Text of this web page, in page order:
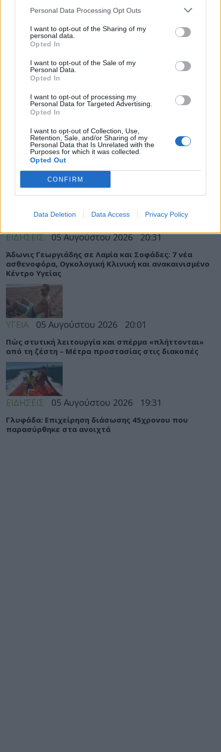
Personal Data Processing Opt Outs
I want to opt-out of the Sharing of my
personal data.
Opted In
I want to opt-out of the Sale of my
Personal Data.
Opted In
I want to opt-out of processing my
Personal Data for Targeted Advertising.
Opted In
I want to opt-out of Collection, Use,
Retention, Sale, and/or Sharing of my
Personal Data that Is Unrelated with the
Purposes for which it was collected.
Opted Out
CONFIRM
Data Deletion Data Access Privacy Policy
ΡΟΗ ΕΙΔΗΣΕΩΝ
ΕΙΔΗΣΕΙΣ 05 Αυγούστου 2026 20:31
Άδωνις Γεωργιάδης σε Λαμία και Σοφάδες: 7 νέα
ασθενοφόρα, Ογκολογική Κλινική και ανακαινισμένο
Κέντρο Υγείας
ΥΓΕΙΑ 05 Αυγούστου 2026 20:01
Πώς στυτική λειτουργία και σπέρμα «πλήττονται»
από τη ζέστη – Μέτρα προστασίας στις διακοπές
ΕΙΔΗΣΕΙΣ 05 Αυγούστου 2026 19:31
Γλυφάδα: Επιχείρηση διάσωσης 45χρονου που
παρασύρθηκε στα ανοιχτά